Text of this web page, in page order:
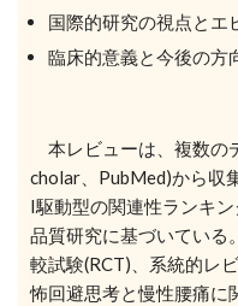
国際的研究の視点とエ
臨床的意義と今後の方
本レビューは、複数の
cholar、PubMed)から収
I駆動型の関連性ランキ
品質研究に基づいている
較試験(RCT)、系統的レ
怖回避思考と慢性腰痛に